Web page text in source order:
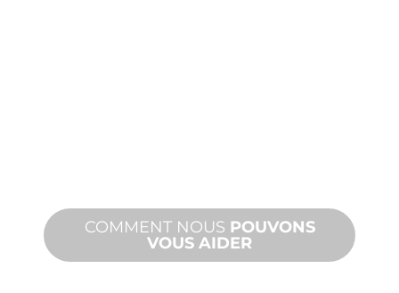
COMMENT NOUS POUVONS
VOUS AIDER